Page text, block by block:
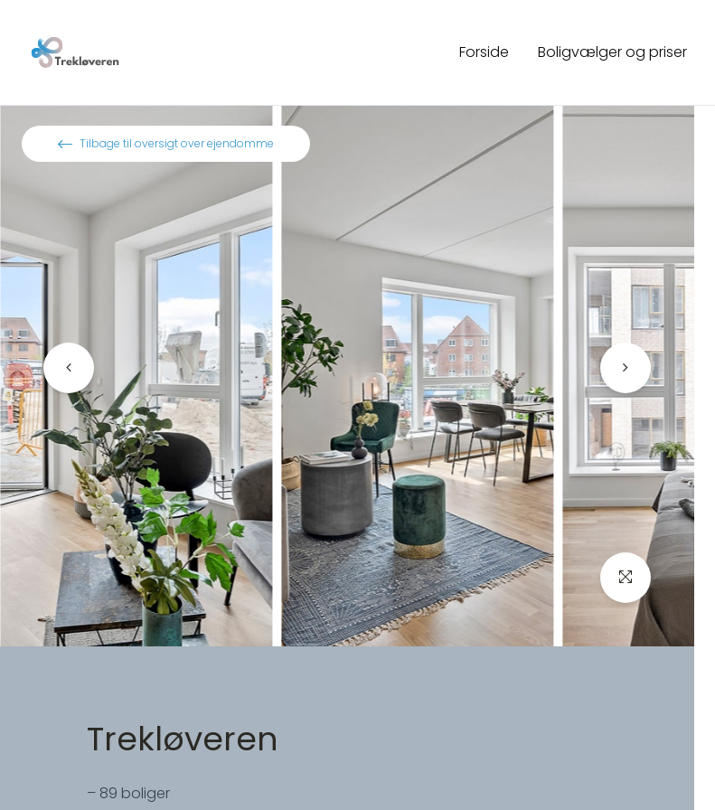
Forside Boligvælger og priser
Tilbage til oversigt over ejendomme
Trekløveren
– 89 boliger